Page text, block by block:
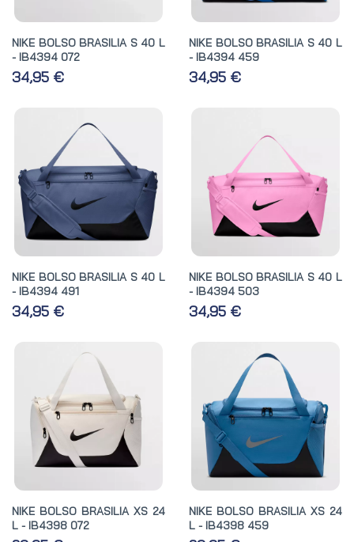
NIKE BOLSO BRASILIA S 40 L
- IB4394 072
34,95 €
NIKE BOLSO BRASILIA S 40 L
- IB4394 459
34,95 €
NIKE BOLSO BRASILIA S 40 L
- IB4394 491
34,95 €
NIKE BOLSO BRASILIA S 40 L
- IB4394 503
34,95 €
NIKE BOLSO BRASILIA XS 24
L - IB4398 072
NIKE BOLSO BRASILIA XS 24
L - IB4398 459